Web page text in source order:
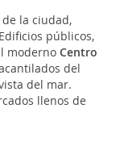
la ciudad,
públicos,
moderno Centro
del
del mar.
llenos de